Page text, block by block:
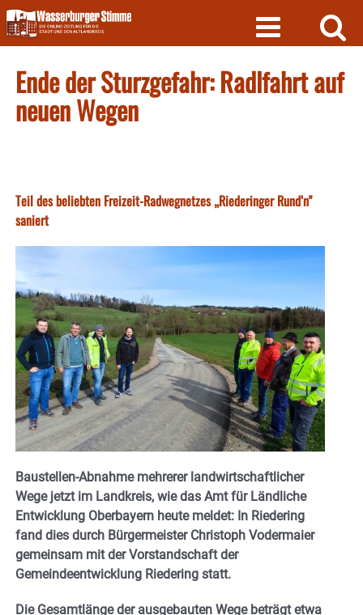
Skip
to
content
Ende der Sturzgefahr: Radlfahrt auf
neuen Wegen
Teil des beliebten Freizeit-Radwegnetzes „Riederinger Rund‘n"
saniert
Baustellen-Abnahme mehrerer landwirtschaftlicher
Wege jetzt im Landkreis, wie das Amt für Ländliche
Entwicklung Oberbayern heute meldet: In Riedering
fand dies durch Bürgermeister Christoph Vodermaier
gemeinsam mit der Vorstandschaft der
Gemeindeentwicklung Riedering statt.
Die Gesamtlänge der ausgebauten Wege beträgt etwa